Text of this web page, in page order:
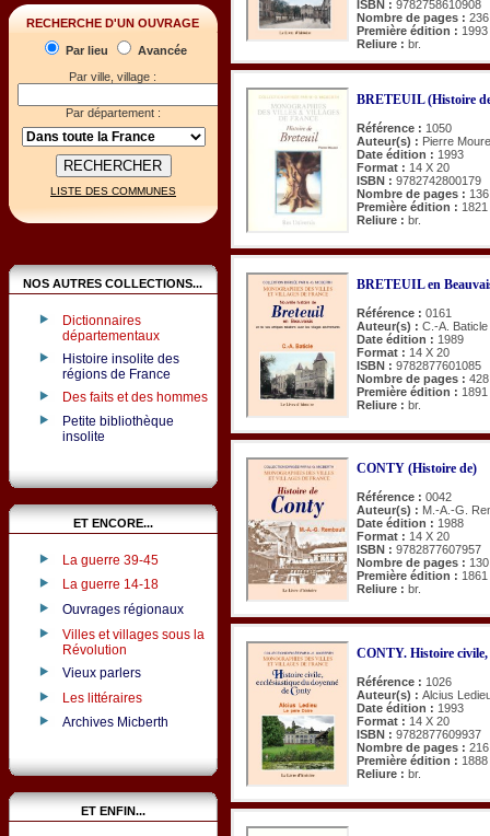
RECHERCHE D'UN OUVRAGE
Par lieu
Avancée
Par ville, village :
Par département :
LISTE DES COMMUNES
NOS AUTRES COLLECTIONS...
Dictionnaires
départementaux
Histoire insolite des
régions de France
Des faits et des hommes
Petite bibliothèque
insolite
ET ENCORE...
La guerre 39-45
La guerre 14-18
Ouvrages régionaux
Villes et villages sous la
Révolution
Vieux parlers
Les littéraires
Archives Micberth
ET ENFIN...
ISBN : 9782758610908
Nombre de pages : 236
Première édition : 1993
Reliure : br.
BRETEUIL (Histoire
Référence : 1050
Auteur(s) : Pierre
Date édition : 1993
Format : 14 X 20
ISBN : 9782742800179
Nombre de pages : 136
Première édition : 1821
Reliure : br.
BRETEUIL en
Référence : 0161
Auteur(s) : C.-A. Baticle
Date édition : 1989
Format : 14 X 20
ISBN : 9782877601085
Nombre de pages : 428
Première édition : 1891
Reliure : br.
CONTY (Histoire de)
Référence : 0042
Auteur(s) : M.-A.-G.
Date édition : 1988
Format : 14 X 20
ISBN : 9782877607957
Nombre de pages : 130
Première édition : 1861
Reliure : br.
CONTY. Histoire civile,
Référence : 1026
Auteur(s) : Alcius
Date édition : 1993
Format : 14 X 20
ISBN : 9782877609937
Nombre de pages : 216
Première édition : 1888
Reliure : br.